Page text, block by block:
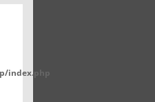
index.php